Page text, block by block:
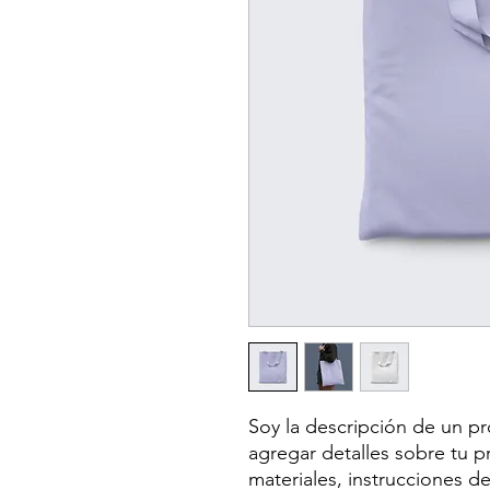
Soy la descripción de un
agregar detalles sobre tu
materiales, instrucciones